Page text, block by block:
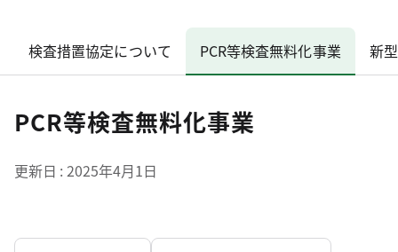
検査措置協定について PCR等検査無料化事業 新
PCR等検査無料化事業
更新日 2025年4月1日